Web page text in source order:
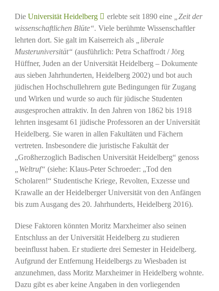
Die Universität Heidelberg erlebte seit 1890 eine „Zeit der
wissenschaftlichen Blüte“. Viele berühmte Wissenschaftler
lehrten dort. Sie galt im Kaiserreich als „liberale
Musteruniversität“ (ausführlich: Petra Schaffrodt / Jörg
Hüffner, Juden an der Universität Heidelberg – Dokumente
aus sieben Jahrhunderten, Heidelberg 2002) und bot auch
jüdischen Hochschullehrern gute Bedingungen für Zugang
und Wirken und wurde so auch für jüdische Studenten
ausgesprochen attraktiv. In den Jahren von 1862 bis 1918
lehrten insgesamt 61 jüdische Professoren an der Universität
Heidelberg. Sie waren in allen Fakultäten und Fächern
vertreten. Insbesondere die juristische Fakultät der
„Großherzoglich Badischen Universität Heidelberg“ genoss
„Weltruf“ (siehe: Klaus-Peter Schroeder: „Tod den
Scholaren!“ Studentische Kriege, Revolten, Exzesse und
Krawalle an der Heidelberger Universität von den Anfängen
bis zum Ausgang des 20. Jahrhunderts, Heidelberg 2016).
Diese Faktoren könnten Moritz Marxheimer also seinen
Entschluss an der Universität Heidelberg zu studieren
beeinflusst haben. Er studierte drei Semester in Heidelberg.
Aufgrund der Entfernung Heidelbergs zu Wiesbaden ist
anzunehmen, dass Moritz Marxheimer in Heidelberg wohnte.
Dazu gibt es aber keine Angaben in den vorliegenden